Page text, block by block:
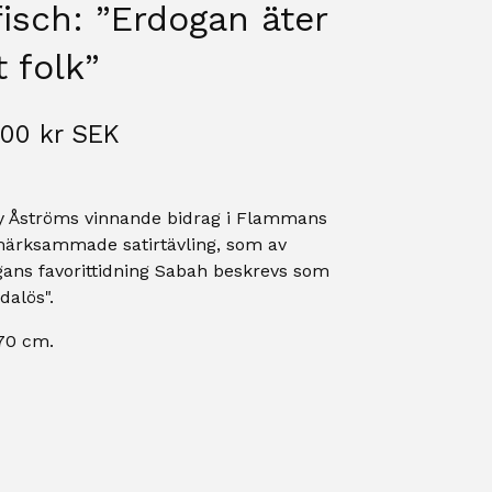
”Erdogan äter
folk”
kr SEK
Åströms vinnande bidrag i Flammans
satirtävling, som av
favorittidning Sabah beskrevs som
cm.